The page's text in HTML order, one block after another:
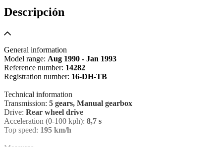
Descripción
General information
Model range: Aug 1990 - Jan 1993
Reference number: 14282
Registration number: 16-DH-TB
Technical information
Transmission: 5 gears, Manual gearbox
Drive: Rear wheel drive
Acceleration (0-100 kph): 8,7 s
Top speed: 195 km/h